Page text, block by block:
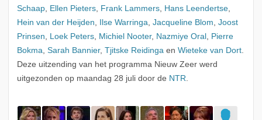
Schaap, Ellen Pieters, Frank Lammers, Hans Leendertse,
Hein van der Heijden, Ilse Warringa, Jacqueline Blom, Joost
Prinsen, Loek Peters, Michiel Nooter, Nazmiye Oral , Pierre
Bokma, Sarah Bannier, Tjitske Reidingaen Wieteke van Dort.
Deze uitzending van het programma Nieuw Zeer werd
uitgezonden op maandag 28 juli door de NTR.